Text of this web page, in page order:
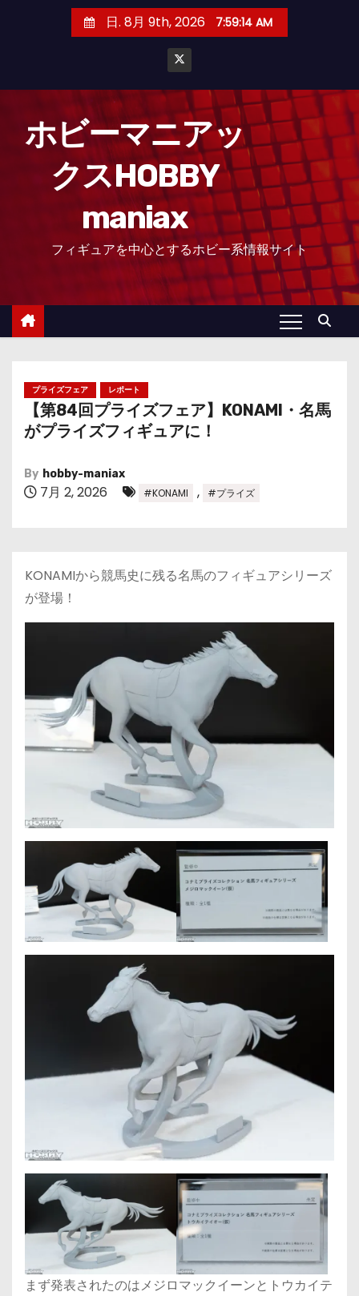
日. 8月 9th, 2026 7:59:14 AM
ホビーマニアッ
クスHOBBY
maniax
フィギュアを中心とするホビー系情報サイト
プライズフェア レポート
【第84回プライズフェア】KONAMI・名馬
がプライズフィギュアに！
By hobby-maniax
7月 2, 2026 #KONAMI , #プライズ
KONAMIから競馬史に残る名馬のフィギュアシリーズ
が登場！
まず発表されたのはメジロマックイーンとトウカイテ